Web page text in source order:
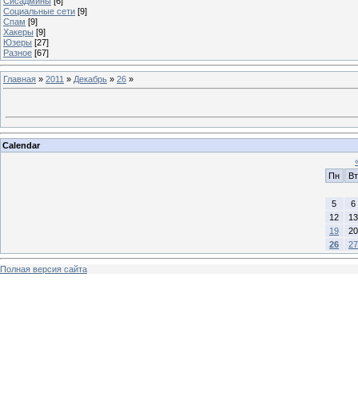
Социальные сети [9]
Спам [9]
Хакеры [9]
Юзеры [27]
Разное [67]
Главная » 2011 » Декабрь » 26 »
Calendar
Пн
Вт
5
6
12
13
19
20
26
27
Полная версия сайта